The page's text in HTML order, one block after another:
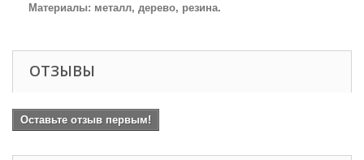
Материалы: металл, дерево, резина.
ОТЗЫВЫ
Оставьте отзыв первым!